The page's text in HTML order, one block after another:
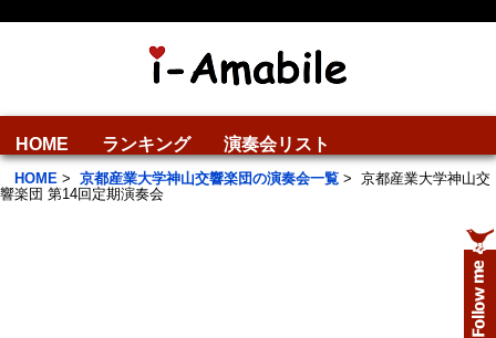
HOME ランキング 演奏会リスト
HOME > 京都産業大学神山交響楽団の演奏会一覧 > 京都産業大学神山交
響楽団 第14回定期演奏会